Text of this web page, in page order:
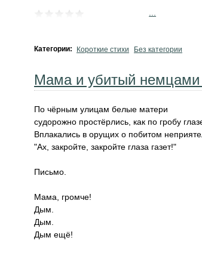
Категории: Короткие стихи Без категории
Мама и убитый немцами
По чёрным улицам белые матери
судорожно простёрлись, как по гробу
Вплакались в орущих о побитом
"Ах, закройте, закройте глаза газет!"
Письмо.
Мама, громче!
Дым.
Дым.
Дым ещё!